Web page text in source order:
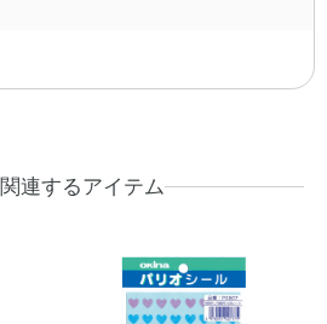
関連するアイテム